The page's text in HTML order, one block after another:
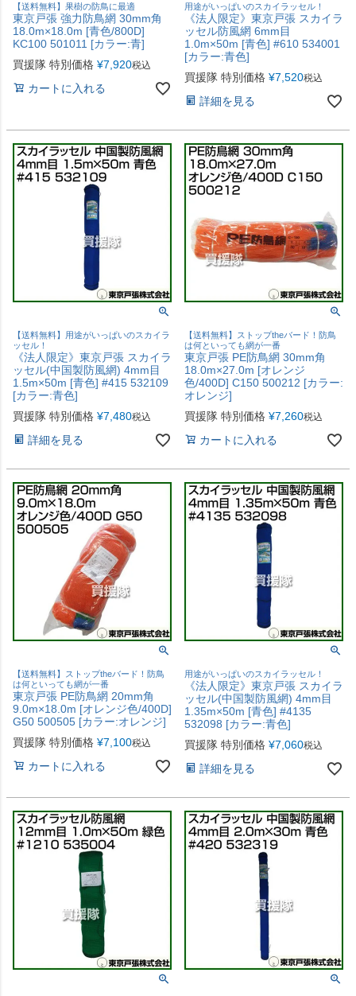
【送料無料】果樹の防鳥に最適
東京戸張 強力防鳥網 30mm角
18.0m×18.0m [青色/800D]
KC100 501011 [カラー:青]
買援隊 特別価格 ¥7,920税込
カートに入れる
用途がいっぱいのスカイラッセル！
《法人限定》東京戸張 スカイラ
ッセル防風網 6mm目
1.0m×50m [青色] #610 534001
[カラー:青色]
買援隊 特別価格 ¥7,520税込
詳細を見る
【送料無料】用途がいっぱいのスカイラ
ッセル！
《法人限定》東京戸張 スカイラ
ッセル(中国製防風網) 4mm目
1.5m×50m [青色] #415 532109
[カラー:青色]
買援隊 特別価格 ¥7,480税込
詳細を見る
【送料無料】ストップtheバード！防鳥
は何といっても網が一番
東京戸張 PE防鳥網 30mm角
18.0m×27.0m [オレンジ
色/400D] C150 500212 [カラー:
オレンジ]
買援隊 特別価格 ¥7,260税込
カートに入れる
【送料無料】ストップtheバード！防鳥
は何といっても網が一番
東京戸張 PE防鳥網 20mm角
9.0m×18.0m [オレンジ色/400D]
G50 500505 [カラー:オレンジ]
買援隊 特別価格 ¥7,100税込
カートに入れる
用途がいっぱいのスカイラッセル！
《法人限定》東京戸張 スカイラ
ッセル(中国製防風網) 4mm目
1.35m×50m [青色] #4135
532098 [カラー:青色]
買援隊 特別価格 ¥7,060税込
詳細を見る